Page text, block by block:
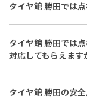
きます。詳しくは店
タイヤ館 勝田では
タイヤ館 勝田では
ェックを希望され
スムーズに作業で
までお気軽にご相談
タイヤ館 勝田では
対応してもらえます
タイヤ館 勝田では
ただし、部品の在
タイヤ館 勝田の安